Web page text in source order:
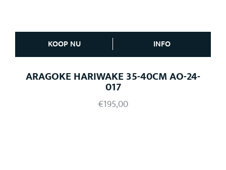
KOOP NU INFO
ARAGOKE HARIWAKE 35-40CM AO-24-
017
€195,00